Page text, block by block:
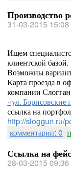
Производство
31-03-2015 15:08
Ищем
клиентской базой.
Возможны
Карта проезда в
компании Слогган
«ул.
ссылка на
http://sloggun.ru/
комментарии: 0
Ссылка на
28-03-2015 09:36